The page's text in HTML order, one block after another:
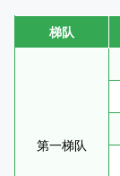
梯队
第一梯队